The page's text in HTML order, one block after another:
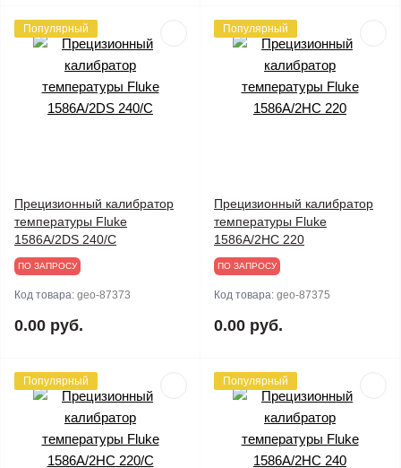
Популярный
Прецизионный калибратор
температуры Fluke
1586A/2DS 240/C
ПО ЗАПРОСУ
Код товара: geo-87373
0.00 руб.
Популярный
Прецизионный калибратор
температуры Fluke
1586A/2HC 220
ПО ЗАПРОСУ
Код товара: geo-87375
0.00 руб.
Популярный Популярный